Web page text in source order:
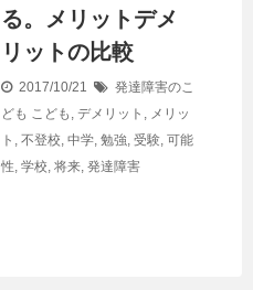
る。メリットデメ
リットの比較
2017/10/21
発達障害のこ
ども こども , デメリット , メリッ
ト , 不登校, 中学, 勉強, 受験, 可能
性, 学校, 将来, 発達障害